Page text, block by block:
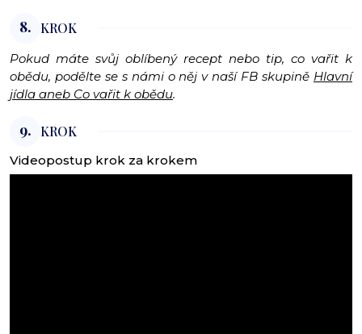
8. KROK
Pokud máte svůj oblíbený recept nebo tip, co vařit k
obědu, podělte se s námi o něj v naší FB skupině Hlavní
jídla aneb Co vařit k obědu.
9. KROK
Videopostup krok za krokem